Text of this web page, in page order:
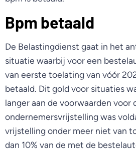
Bpm betaald
De Belastingdienst gaat in het
situatie waarbij voor een
van eerste toelating van vóór
betaald. Dit gold voor situaties
langer aan de voorwaarden voor
ondernemersvrijstelling was
vrijstelling onder meer niet van
dan 10% van de met de